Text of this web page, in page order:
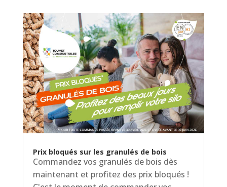
Prix bloqués sur les granulés de bois
Commandez vos granulés de bois dès
maintenant et profitez des prix bloqués !